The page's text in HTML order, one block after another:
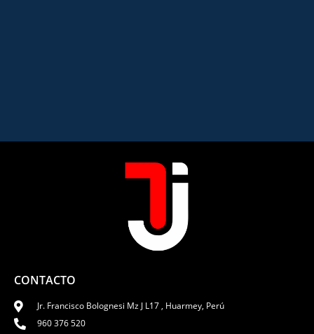
CONTACTO
Jr. Francisco Bolognesi Mz J L17 , Huarmey, Perú
960 376 520